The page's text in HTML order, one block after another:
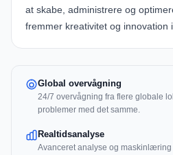
at skabe, administrere og
fremmer kreativitet og innovation
Global overvågning
24/7 overvågning fra flere globale
problemer med det samme.
Realtidsanalyse
Avanceret analyse og